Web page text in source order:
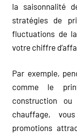
la saisonnalité
stratégies de
fluctuations de
votre chiffre
Par exemple,
comme le
construction ou
chauffage,
promotions